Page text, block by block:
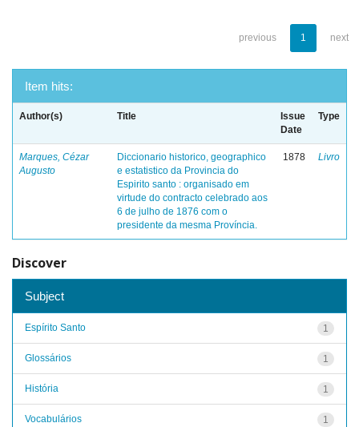
previous 1 next
Item hits:
Author(s) Title
Issue
Date
Type
Marques, Cézar
Augusto
Diccionario historico, geographico
e estatistico da Provincia do
Espirito santo : organisado em
virtude do contracto celebrado aos
6 de julho de 1876 com o
presidente da mesma Província.
1878 Livro
Discover
Subject
1
Espírito Santo
1
Glossários
1
História
1
Vocabulários